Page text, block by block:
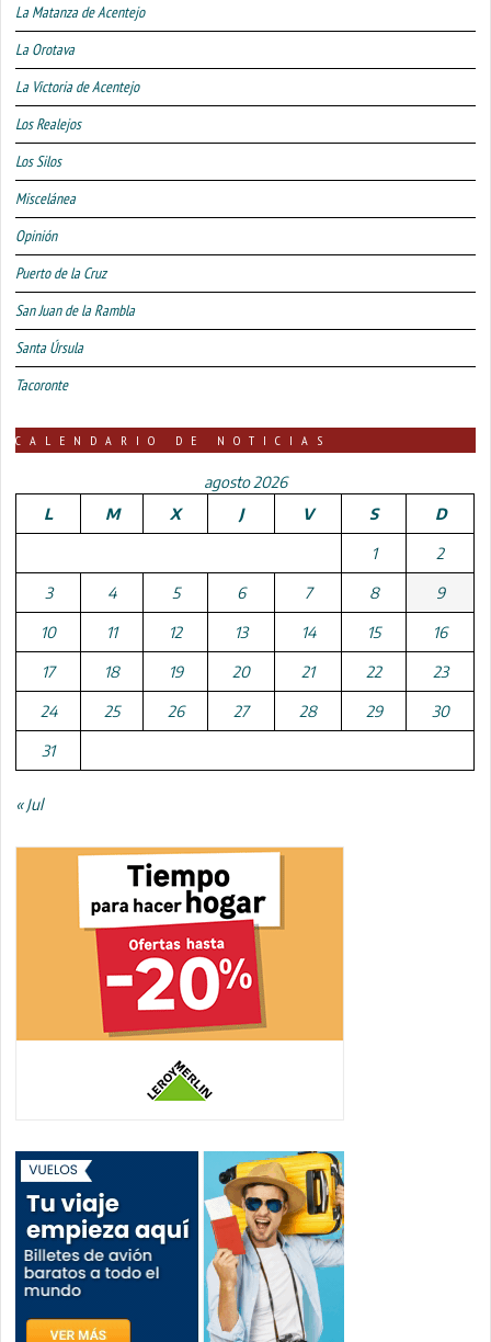
La Matanza de Acentejo
La Orotava
La Victoria de Acentejo
Los Realejos
Los Silos
Miscelánea
Opinión
Puerto de la Cruz
San Juan de la Rambla
Santa Úrsula
Tacoronte
CALENDARIO DE NOTICIAS
agosto 2026
L
M X J V S D
1 2
3 4 5 6 7 8 9
10 11 12 13 14 15 16
17 18 19 20 21 22 23
24 25 26 27 28 29 30
31
« Jul